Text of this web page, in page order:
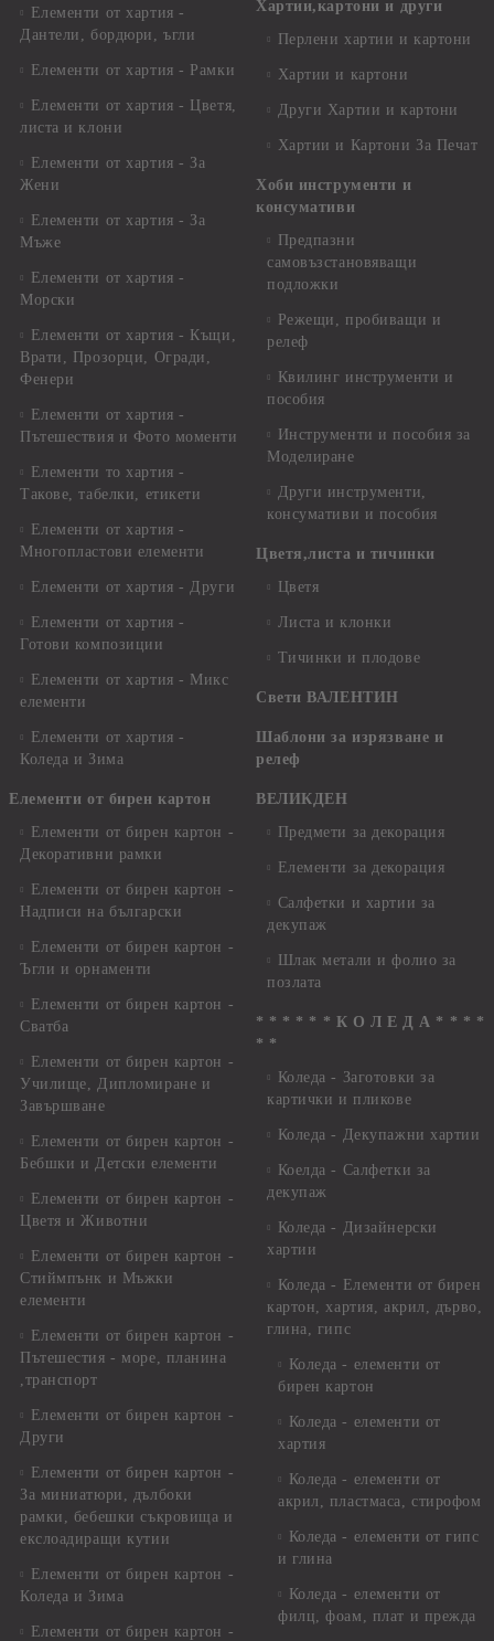
Елементи от хартия -
Дантели, бордюри, ъгли
Елементи от хартия - Рамки
Елементи от хартия - Цветя,
листа и клони
Елементи от хартия - За
Жени
Елементи от хартия - За
Мъже
Елементи от хартия -
Морски
Елементи от хартия - Къщи,
Врати, Прозорци, Огради,
Фенери
Елементи от хартия -
Пътешествия и Фото моменти
Елементи то хартия -
Такове, табелки, етикети
Елементи от хартия -
Многопластови елементи
Елементи от хартия - Други
Елементи от хартия -
Готови композиции
Елементи от хартия - Микс
елементи
Елементи от хартия -
Коледа и Зима
Елементи от бирен картон
Елементи от бирен картон -
Декоративни рамки
Елементи от бирен картон -
Надписи на български
Елементи от бирен картон -
Ъгли и орнаменти
Елементи от бирен картон -
Сватба
Елементи от бирен картон -
Училище, Дипломиране и
Завършване
Елементи от бирен картон -
Бебшки и Детски елементи
Елементи от бирен картон -
Цветя и Животни
Елементи от бирен картон -
Стиймпънк и Мъжки
елементи
Елементи от бирен картон -
Пътешестия - море, планина
,транспорт
Елементи от бирен картон -
Други
Елементи от бирен картон -
За миниатюри, дълбоки
рамки, бебешки съкровища и
екслоадиращи кутии
Елементи от бирен картон -
Коледа и Зима
Елементи от бирен картон -
Хартии,картони и други
Перлени хартии и картони
Хартии и картони
Други Хартии и картони
Хартии и Картони За Печат
Хоби инструменти и
консумативи
Предпазни
самовъзстановяващи
подложки
Режещи, пробиващи и
релеф
Квилинг инструменти и
пособия
Инструменти и пособия за
Моделиране
Други инструменти,
консумативи и пособия
Цветя,листа и тичинки
Цветя
Листа и клонки
Тичинки и плодове
Свети ВАЛЕНТИН
Шаблони за изрязване и
релеф
ВЕЛИКДЕН
Предмети за декорация
Елементи за декорация
Салфетки и хартии за
декупаж
Шлак метали и фолио за
позлата
* * * * * * К О Л Е Д А * * * *
* *
Коледа - Заготовки за
картички и пликове
Коледа - Декупажни хартии
Коелда - Салфетки за
декупаж
Коледа - Дизайнерски
хартии
Коледа - Eлементи от бирен
картон, хартия, акрил, дърво,
глина, гипс
Коледа - елементи от
бирен картон
Коледа - елементи от
хартия
Коледа - елементи от
акрил, пластмаса, стирофом
Коледа - елементи от гипс
и глина
Коледа - елементи от
филц, фоам, плат и прежда